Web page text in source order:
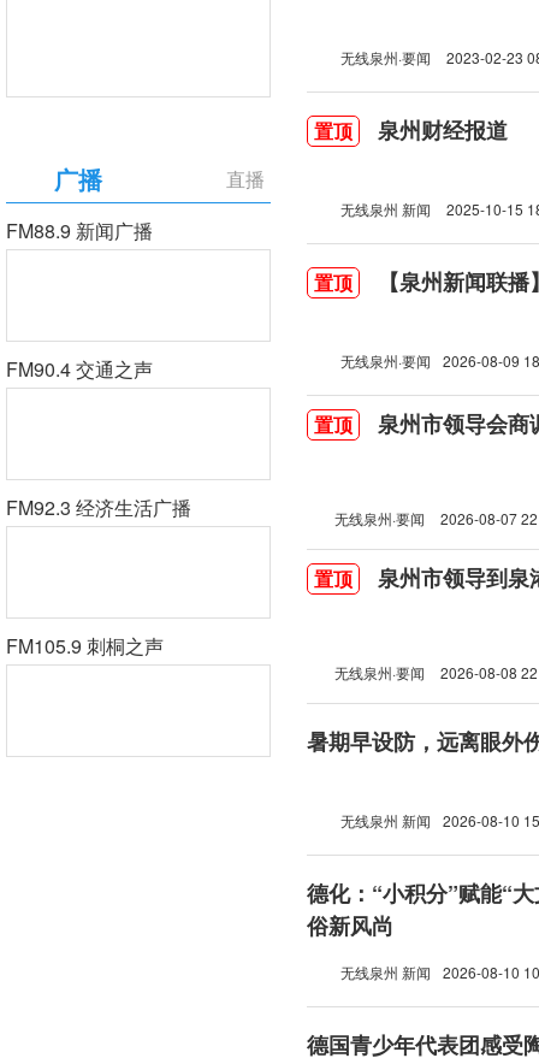
直播
广播
FM88.9 新闻广播
FM90.4 交通之声
FM92.3 经济生活广播
FM105.9 刺桐之声
无线泉州·要闻 2023-02-23
置顶 泉州财经报道
无线泉州 新闻 2025-10-15
置顶 【泉州新闻联
无线泉州·要闻 2026-08-09
置顶 泉州市领导会商
无线泉州·要闻 2026-08-07
置顶 泉州市领导到泉
无线泉州·要闻 2026-08-08
暑期早设防，远离眼外
无线泉州 新闻 2026-08-10
德化：“小积分”赋能“
俗新风尚
无线泉州 新闻 2026-08-10
德国青少年代表团感受